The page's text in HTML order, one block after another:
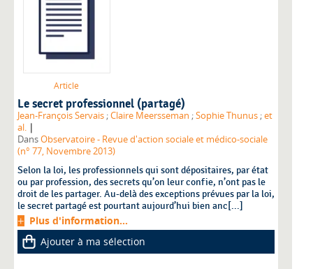
Article
Le secret professionnel (partagé)
Jean-François Servais ;Claire Meersseman ;Sophie Thunus ;et
al. |
DansObservatoire - Revue d'action sociale et médico-sociale
(n° 77, Novembre 2013)
Selon la loi, les professionnels qui sont dépositaires, par état
ou par profession, des secrets qu’on leur confie, n’ont pas le
droit de les partager. Au-delà des exceptions prévues par la loi,
le secret partagé est pourtant aujourd’hui bien anc[...]
Plus d'information...
Ajouter à ma sélection